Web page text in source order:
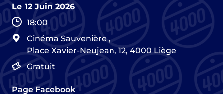
Le 12 Juin 2026
18:00
Cinéma Sauvenière,
Place Xavier-Neujean, 12,4000Liège
Gratuit
Page Facebook